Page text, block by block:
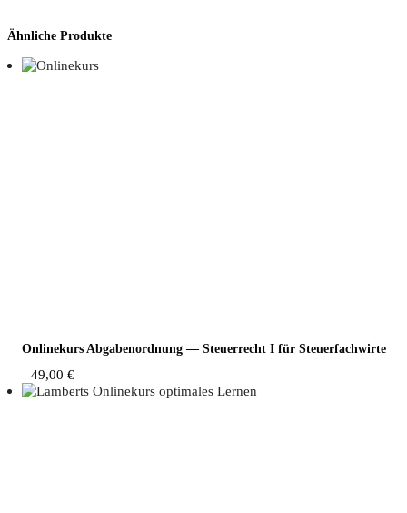
Ähnliche Produkte
Online­kurs Abga­ben­ord­nung — Steu­er­recht I für Steuerfachwirte
49,00 €